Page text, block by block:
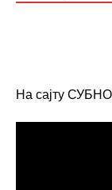
На сајту